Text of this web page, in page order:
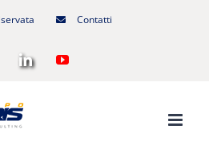
Contatti
FacebookLinkedInYouTube